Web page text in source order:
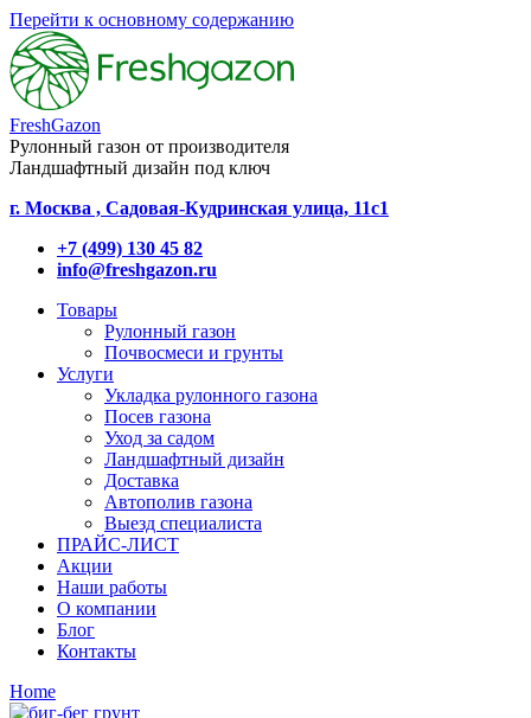
Перейти к основному содержанию
FreshGazon
Рулонный газон от производителя
Ландшафтный дизайн под ключ
г. Москва , Садовая-Кудринская улица, 11с1
+7 (499) 130 45 82
info@freshgazon.ru
Товары
Рулонный газон
Почвосмеси и грунты
Услуги
Укладка рулонного газона
Посев газона
Уход за садом
Ландшафтный дизайн
Доставка
Автополив газона
Выезд специалиста
ПРАЙС-ЛИСТ
Акции
Наши работы
О компании
Блог
Контакты
Home